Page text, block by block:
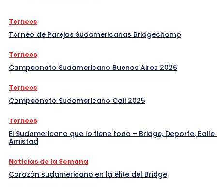
Torneos
Torneo de Parejas Sudamericanas Bridgechamp
Torneos
Campeonato Sudamericano Buenos Aires 2026
Torneos
Campeonato Sudamericano Cali 2025
Torneos
El Sudamericano que lo tiene todo – Bridge, Deporte, Baile
Amistad
Noticias de la Semana
Corazón sudamericano en la élite del Bridge